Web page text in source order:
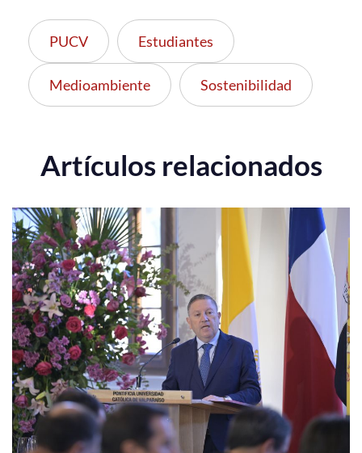
PUCV Estudiantes
Medioambiente Sostenibilidad
Artículos relacionados